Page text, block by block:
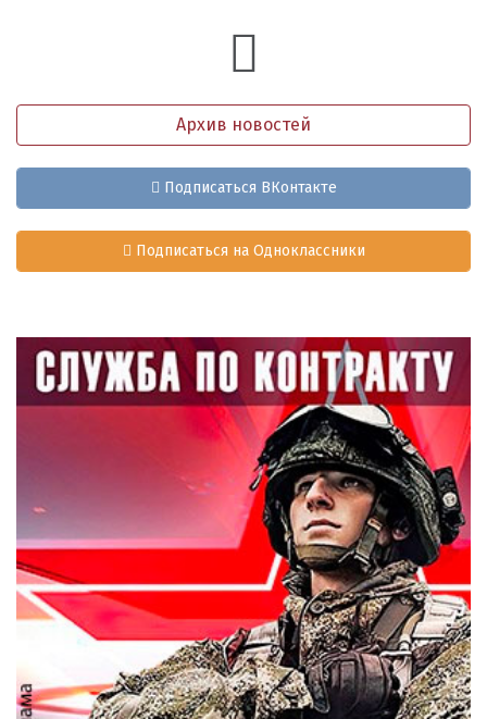
Архив новостей
Подписаться ВКонтакте
Подписаться на Одноклассники